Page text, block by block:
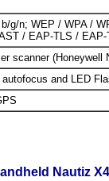
b/g/n; WEP / WPA /
/ EAP-TLS /
scanner (Honeywell
and LED
Nautiz X4